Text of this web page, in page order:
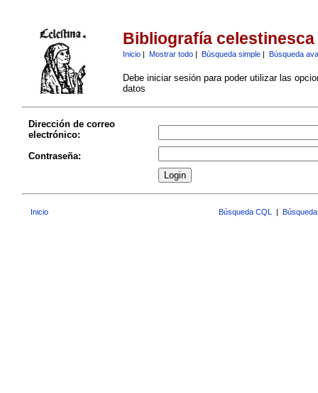
Bibliografía celestinesca
Inicio| Mostrar todo| Búsqueda simple| Búsqueda
Debe iniciar sesión para poder utilizar las
datos
Dirección de correo
electrónico:
Contraseña:
Inicio Búsqueda CQL |